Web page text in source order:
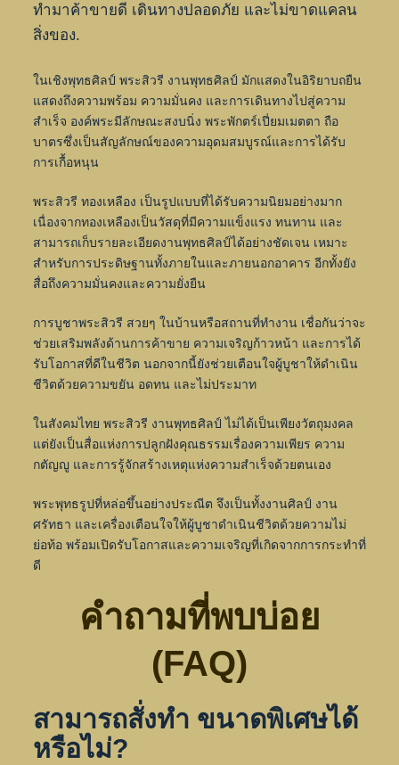
ทำมาค้าขายดี เดินทางปลอดภัย และไม่ขาดแคลน
สิ่งของ.
ในเชิงพุทธศิลป์ พระสิวรี งานพุทธศิลป์ มักแสดงในอิริยาบถยืน
แสดงถึงความพร้อม ความมั่นคง และการเดินทางไปสู่ความ
สำเร็จ องค์พระมีลักษณะสงบนิ่ง พระพักตร์เปี่ยมเมตตา ถือ
บาตรซึ่งเป็นสัญลักษณ์ของความอุดมสมบูรณ์และการได้รับ
การเกื้อหนุน
พระสิวรี ทองเหลือง เป็นรูปแบบที่ได้รับความนิยมอย่างมาก
เนื่องจากทองเหลืองเป็นวัสดุที่มีความแข็งแรง ทนทาน และ
สามารถเก็บรายละเอียดงานพุทธศิลป์ได้อย่างชัดเจน เหมาะ
สำหรับการประดิษฐานทั้งภายในและภายนอกอาคาร อีกทั้งยัง
สื่อถึงความมั่นคงและความยั่งยืน
การบูชาพระสิวรี สวยๆ ในบ้านหรือสถานที่ทำงาน เชื่อกันว่าจะ
ช่วยเสริมพลังด้านการค้าขาย ความเจริญก้าวหน้า และการได้
รับโอกาสที่ดีในชีวิต นอกจากนี้ยังช่วยเตือนใจผู้บูชาให้ดำเนิน
ชีวิตด้วยความขยัน อดทน และไม่ประมาท
ในสังคมไทย พระสิวรี งานพุทธศิลป์ ไม่ได้เป็นเพียงวัตถุมงคล
แต่ยังเป็นสื่อแห่งการปลูกฝังคุณธรรมเรื่องความเพียร ความ
กตัญญู และการรู้จักสร้างเหตุแห่งความสำเร็จด้วยตนเอง
พระพุทธรูปที่หล่อขึ้นอย่างประณีต จึงเป็นทั้งงานศิลป์ งาน
ศรัทธา และเครื่องเตือนใจให้ผู้บูชาดำเนินชีวิตด้วยความไม่
ย่อท้อ พร้อมเปิดรับโอกาสและความเจริญที่เกิดจากการกระทำที่
ดี
คำถามที่พบบ่อย
(FAQ)
สามารถสั่งทำ ขนาดพิเศษได้
หรือไม่?